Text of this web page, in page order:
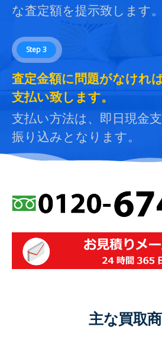
な査定額を提示致します。
Step 3
査定金額に問題がなけれ
支払い致します。
支払い方法は、即日現金
振り込みとなります。
主な買取